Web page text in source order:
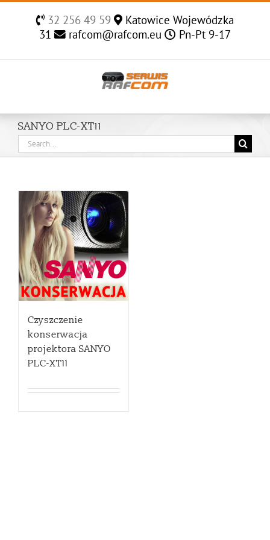
32 256 49 59
Katowice Wojewódzka
31
rafcom@rafcom.eu Pn-Pt 9-17
SANYO PLC-XT11
Search
for:
Czyszczenie
konserwacja
projektora SANYO
PLC-XT11